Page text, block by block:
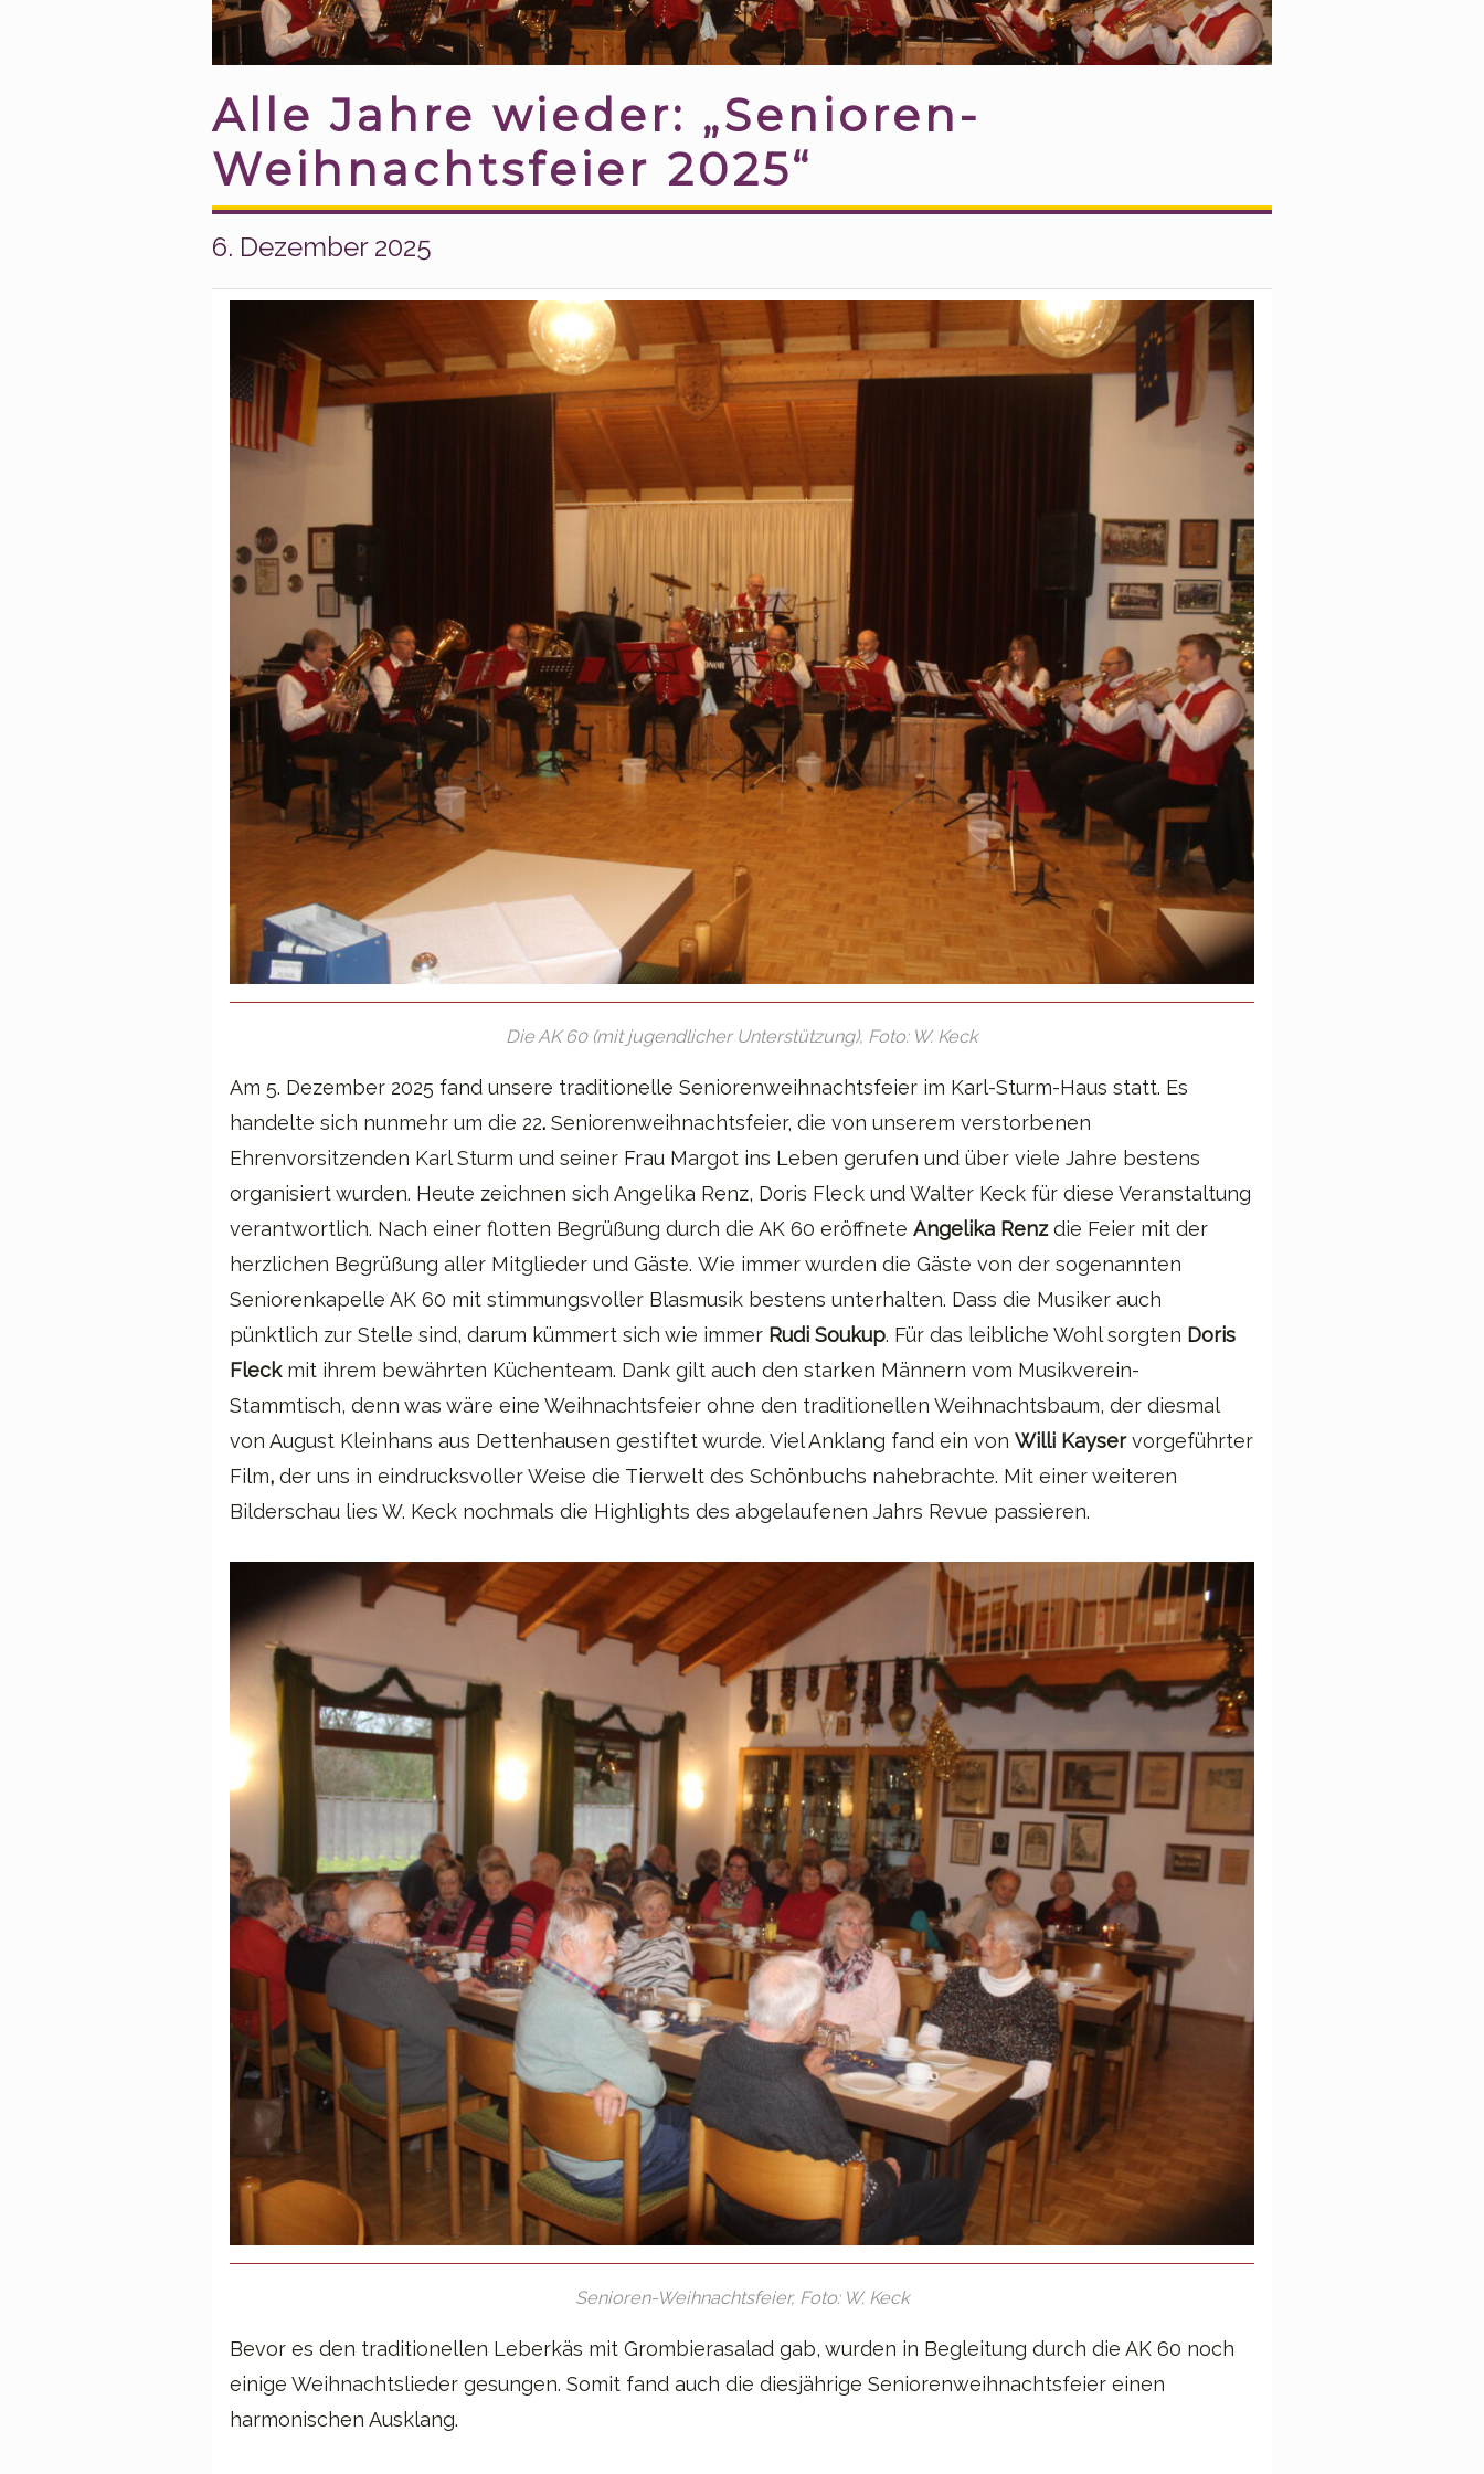
Alle Jahre wieder: „Senioren-
Weihnachtsfeier 2025“
6. Dezember 2025
Die AK 60 (mit jugendlicher Unterstützung), Foto: W. Keck
Am 5. Dezember 2025 fand unsere traditionelle Seniorenweihnachtsfeier im Karl-Sturm-Haus statt. Es
handelte sich nunmehr um die 22. Seniorenweihnachtsfeier, die von unserem verstorbenen
Ehrenvorsitzenden Karl Sturm und seiner Frau Margot ins Leben gerufen und über viele Jahre bestens
organisiert wurden. Heute zeichnen sich Angelika Renz, Doris Fleck und Walter Keck für diese Veranstaltung
verantwortlich. Nach einer flotten Begrüßung durch die AK 60 eröffnete Angelika Renzdie Feier mit der
herzlichen Begrüßung aller Mitglieder und Gäste. Wie immer wurden die Gäste von der sogenannten
Seniorenkapelle AK 60 mit stimmungsvoller Blasmusik bestens unterhalten. Dass die Musiker auch
pünktlich zur Stelle sind, darum kümmert sich wie immer Rudi Soukup. Für das leibliche Wohl sorgten Doris
Fleckmit ihrem bewährten Küchenteam. Dank gilt auch den starken Männern vom Musikverein-
Stammtisch, denn was wäre eine Weihnachtsfeier ohne den traditionellen Weihnachtsbaum, der diesmal
von August Kleinhans aus Dettenhausen gestiftet wurde. Viel Anklang fand ein von Willi Kayservorgeführter
Film, der uns in eindrucksvoller Weise die Tierwelt des Schönbuchs nahebrachte. Mit einer weiteren
Bilderschau lies W. Keck nochmals die Highlights des abgelaufenen Jahrs Revue passieren.
Senioren-Weihnachtsfeier, Foto: W. Keck
Bevor es den traditionellen Leberkäs mit Grombierasalad gab, wurden in Begleitung durch die AK 60 noch
einige Weihnachtslieder gesungen. Somit fand auch die diesjährige Seniorenweihnachtsfeier einen
harmonischen Ausklang.